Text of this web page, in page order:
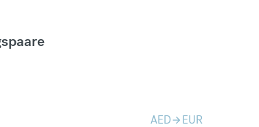
AEDarrow_forward EUR